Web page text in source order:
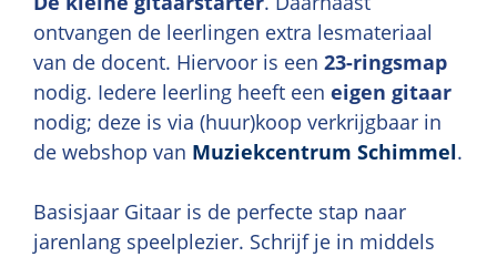
ontvangen de leerlingen extra lesmateriaal
van de docent. Hiervoor is een 23-ringsmap
nodig. Iedere leerling heeft een eigen gitaar
nodig; deze is via (huur)koop verkrijgbaar in
de webshop van Muziekcentrum Schimmel.
Basisjaar Gitaar is de perfecte stap naar
jarenlang speelplezier. Schrijf je in middels